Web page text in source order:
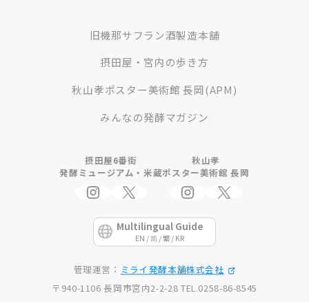
旧機那サフラン酒製造本舗
摂田屋・宮内の歩き方
秋山孝ポスター美術館 長岡(APM)
みんなの発酵マガジン
摂田屋6番街
発酵ミュージアム・米蔵
秋山孝
ポスター美術館 長岡
Multilingual Guide
EN / 简 / 繁 / KR
管理運営： ミライ発酵本舗株式会社
〒940-1106 長岡市宮内2-2-28 TEL.0258-86-8545